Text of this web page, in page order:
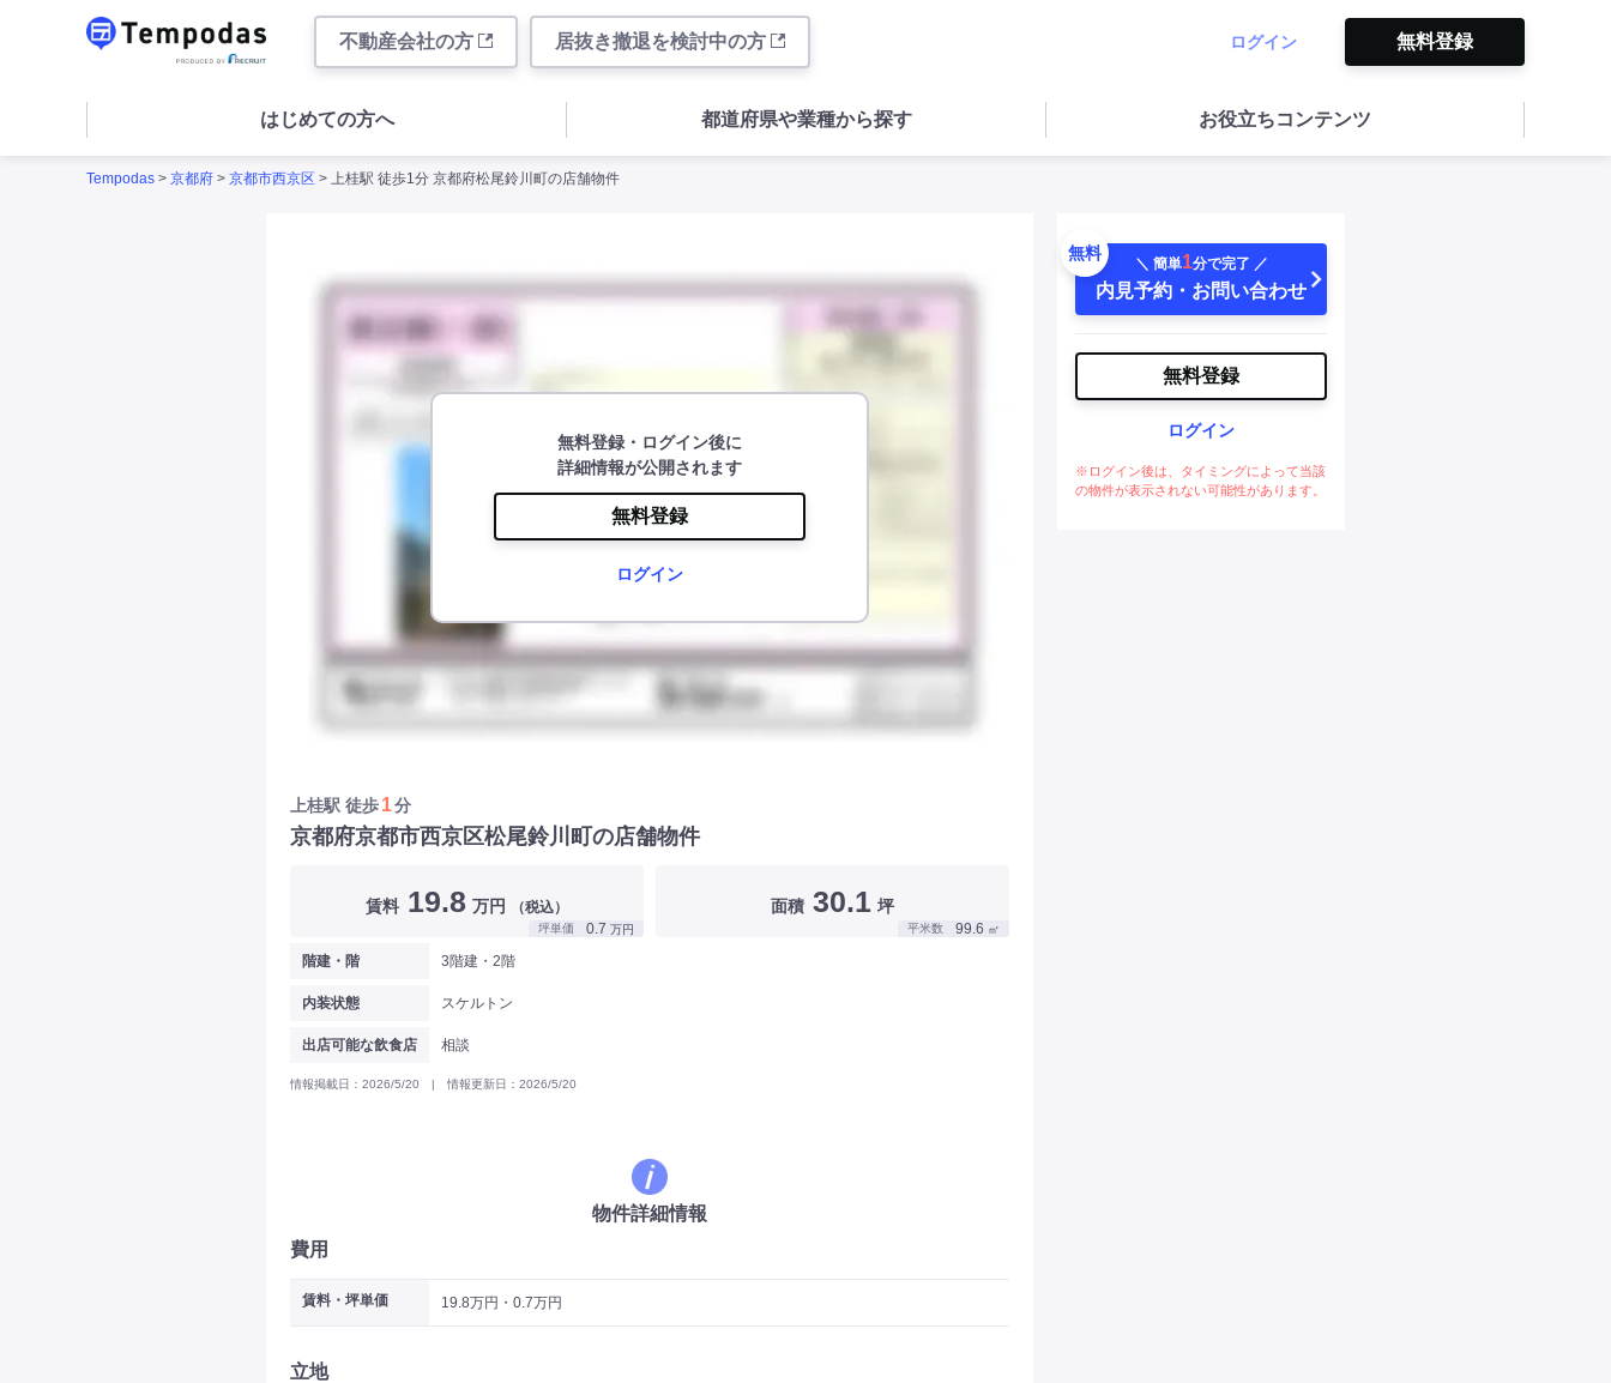
不動産会社の方 居抜き撤退を検討中の方 ログイン 無料登録
はじめての方へ 都道府県や業種から探す お役立ちコンテンツ
Tempodas > 京都府 > 京都市西京区 > 上桂駅 徒歩1分 京都府松尾鈴川町の店舗物件
無料登録・ログイン後に
詳細情報が公開されます
無料登録
ログイン
上桂駅 徒歩1分
京都府京都市西京区松尾鈴川町の店舗物件
賃料 19.8 万円 （税込）
坪単価 0.7 万円
面積 30.1 坪
平米数 99.6 ㎡
階建・階 3階建・2階
内装状態 スケルトン
出店可能な飲食店 相談
情報掲載日：2026/5/20 | 情報更新日：2026/5/20
物件詳細情報
費用
賃料・坪単価 19.8万円・0.7万円
立地
無料
＼ 簡単1分で完了 ／
内見予約・お問い合わせ
無料登録
ログイン
※ログイン後は、タイミングによって当該
の物件が表示されない可能性があります。